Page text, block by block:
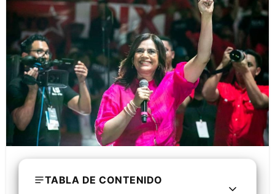
TABLA DE CONTENIDO